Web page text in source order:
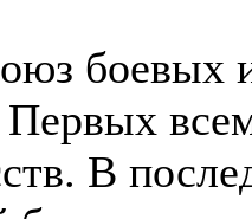
боевых
Первых
В